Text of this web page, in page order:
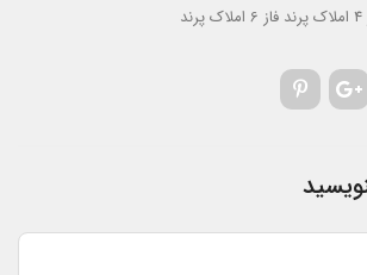
املاک پرند فاز 6 املاک پرند